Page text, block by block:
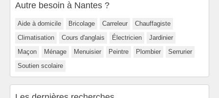
Autre besoin à Nantes ?
Aide à domicile Bricolage Carreleur
Chauffagiste
Climatisation
Cours d'anglais Électricien
Jardinier
Maçon
Ménage Menuisier Peintre Plombier
Serrurier
Soutien scolaire